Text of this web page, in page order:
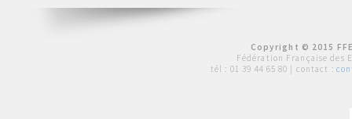
Copyright © 2015
Fédération Française des
tél : 01 39 44 65 80 | contact :